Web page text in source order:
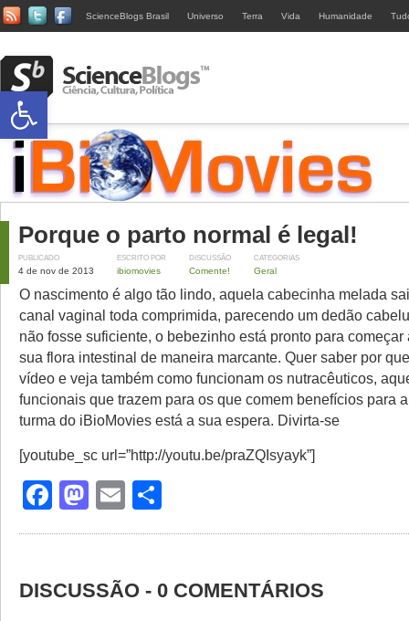
ScienceBlogs Brasil Universo Terra Vida Humanidade
Porque o parto normal é legal!
PUBLICADO
4 de nov de 2013
ESCRITO POR
ibiomovies
DISCUSSÃO
Comente!
CATEGORIAS
Geral
O nascimento é algo tão lindo, aquela cabecinha melada
canal vaginal toda comprimida, parecendo um dedão
não fosse suficiente, o bebezinho está pronto para começar
sua flora intestinal de maneira marcante. Quer saber por
vídeo e veja também como funcionam os nutracêuticos,
funcionais que trazem para os que comem benefícios para
turma do iBioMovies está a sua espera. Divirta-se
[youtube_sc url=”http://youtu.be/praZQIsyayk”]
Facebook
Mastodon
Email
DISCUSSÃO - 0 COMENTÁRIOS
Abrir a barra de ferramentas